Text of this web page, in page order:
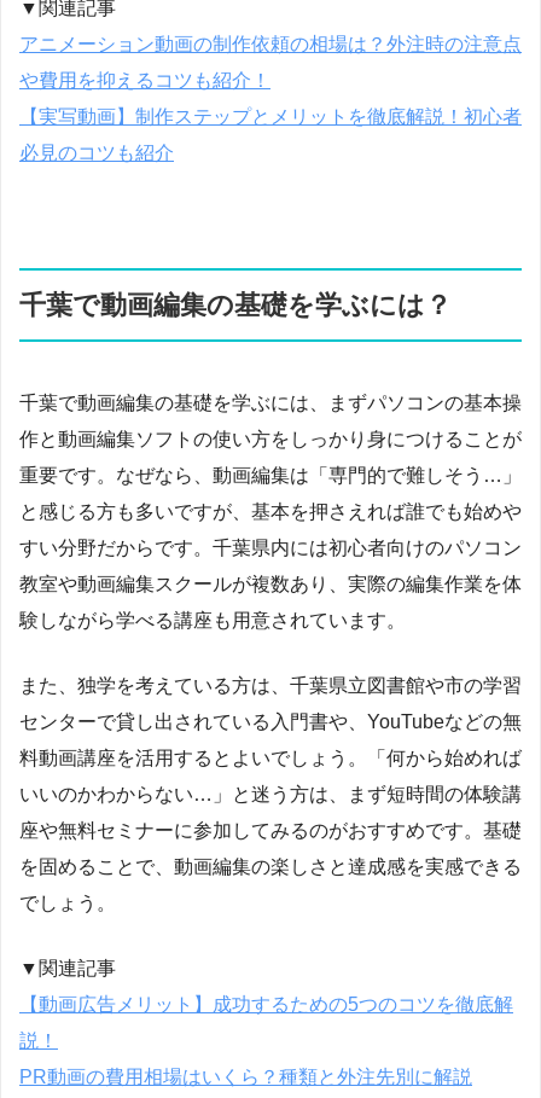
▼関連記事
アニメーション動画の制作依頼の相場は？外注時の注意点
や費用を抑えるコツも紹介！
【実写動画】制作ステップとメリットを徹底解説！初心者
必見のコツも紹介
千葉で動画編集の基礎を学ぶには？
千葉で動画編集の基礎を学ぶには、まずパソコンの基本操
作と動画編集ソフトの使い方をしっかり身につけることが
重要です。なぜなら、動画編集は「専門的で難しそう…」
と感じる方も多いですが、基本を押さえれば誰でも始めや
すい分野だからです。千葉県内には初心者向けのパソコン
教室や動画編集スクールが複数あり、実際の編集作業を体
験しながら学べる講座も用意されています。
また、独学を考えている方は、千葉県立図書館や市の学習
センターで貸し出されている入門書や、YouTubeなどの無
料動画講座を活用するとよいでしょう。「何から始めれば
いいのかわからない…」と迷う方は、まず短時間の体験講
座や無料セミナーに参加してみるのがおすすめです。基礎
を固めることで、動画編集の楽しさと達成感を実感できる
でしょう。
▼関連記事
【動画広告メリット】成功するための5つのコツを徹底解
説！
PR動画の費用相場はいくら？種類と外注先別に解説